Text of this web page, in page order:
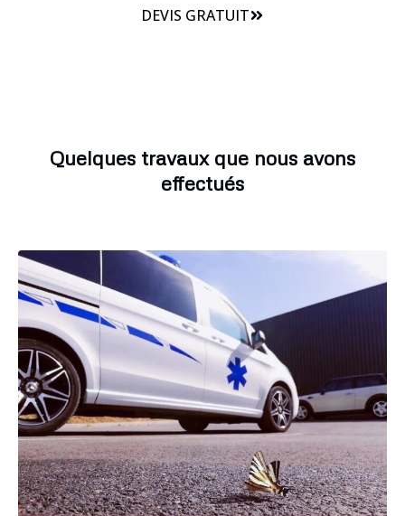
DEVIS GRATUIT
Quelques travaux que nous avons
effectués